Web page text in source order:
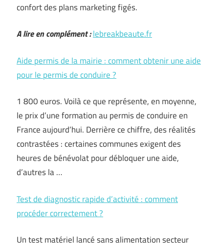
confort des plans marketing figés.
A lire en complément :lebreakbeaute.fr
Aide permis de la mairie : comment obtenir une aide
pour le permis de conduire ?
1 800 euros. Voilà ce que représente, en moyenne,
le prix d’une formation au permis de conduire en
France aujourd’hui. Derrière ce chiffre, des réalités
contrastées : certaines communes exigent des
heures de bénévolat pour débloquer une aide,
d’autres la …
Test de diagnostic rapide d’activité : comment
procéder correctement ?
Un test matériel lancé sans alimentation secteur